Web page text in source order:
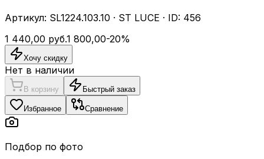
Артикул: SL1224.103.10 · ST LUCE · ID: 456
1 440,00 руб.1 800,00-20%
Хочу скидку
Нет в наличии
В корзину Быстрый заказ
Избранное Сравнение
Подбор по фото